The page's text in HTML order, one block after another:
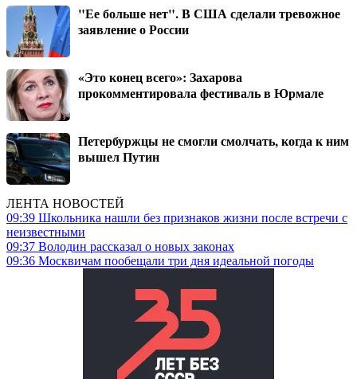
"Ее больше нет". В США сделали тревожное
заявление о России
«Это конец всего»: Захарова
прокомментировала фестиваль в Юрмале
Петербуржцы не смогли смолчать, когда к ним
вышел Путин
ЛЕНТА НОВОСТЕЙ
09:39 Школьника нашли без признаков жизни после встречи с
неизвестными
09:37 Володин рассказал о новых законах
09:36 Москвичам пообещали три дня идеальной погоды